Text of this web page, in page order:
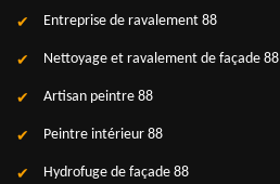
Entreprise de ravalement 88
Nettoyage et ravalement de façade 88
Artisan peintre 88
Peintre intérieur 88
Hydrofuge de façade 88